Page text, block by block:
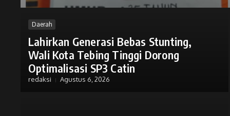
Daerah
Lahirkan Generasi Bebas Stunting,
Wali Kota Tebing Tinggi Dorong
Optimalisasi SP3 Catin
redaksi Agustus 6, 2026